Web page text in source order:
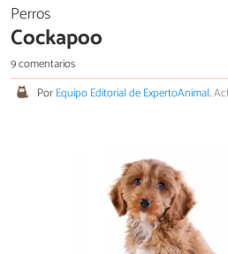
Perros
Cockapoo
9 comentarios
PorEquipo Editorial de ExpertoAnimal.